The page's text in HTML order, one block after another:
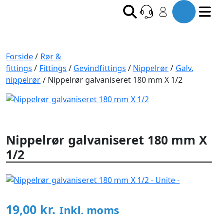
Forside/ Rør &
fittings / Fittings / Gevindfittings / Nippelrør/ Galv.
nippelrør / Nippelrør galvaniseret 180 mm X 1/2
Nippelrør galvaniseret 180 mm X
1/2
19,00 kr. Inkl. moms